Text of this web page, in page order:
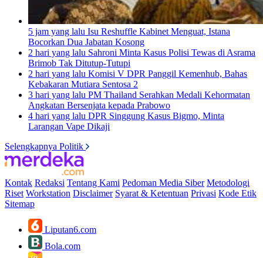
5 jam yang lalu Isu Reshuffle Kabinet Menguat, Istana
Bocorkan Dua Jabatan Kosong
2 hari yang lalu Sahroni Minta Kasus Polisi Tewas di Asrama
Brimob Tak Ditutup-Tutupi
2 hari yang lalu Komisi V DPR Panggil Kemenhub, Bahas
Kebakaran Mutiara Sentosa 2
3 hari yang lalu PM Thailand Serahkan Medali Kehormatan
Angkatan Bersenjata kepada Prabowo
4 hari yang lalu DPR Singgung Kasus Bigmo, Minta
Larangan Vape Dikaji
Selengkapnya Politik
Kontak Redaksi Tentang Kami Pedoman Media Siber Metodologi
Riset Workstation Disclaimer Syarat & Ketentuan Privasi Kode Etik
Sitemap
Liputan6.com
Bola.com